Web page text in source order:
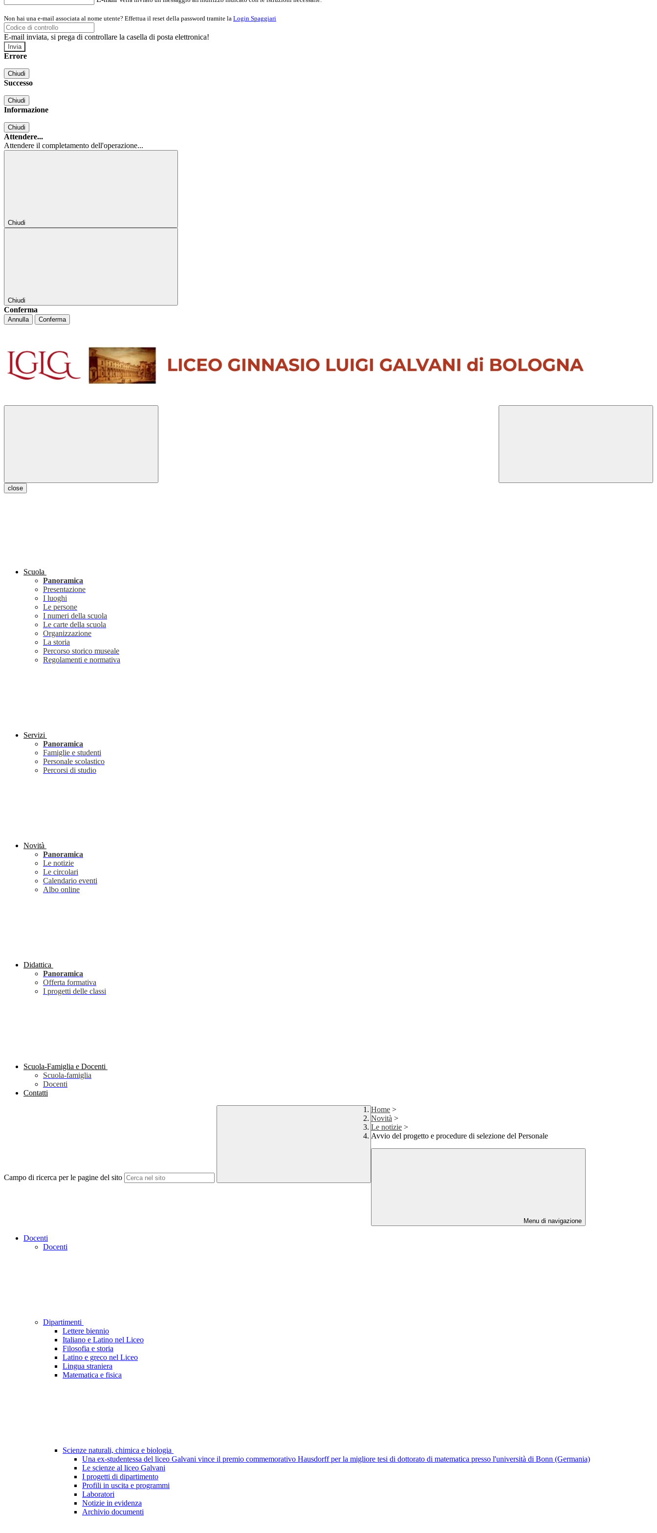
Non hai una e-mail associata al nome utente? Effettua il reset della password tramite la Login Spaggiari
E-mail inviata, si prega di controllare la casella di posta elettronica!
Errore
Chiudi
Successo
Chiudi
Informazione
Chiudi
Attendere...
Attendere il completamento dell'operazione...
Chiudi
Chiudi
Conferma
Annulla Conferma
close
Scuola
Panoramica
Presentazione
I luoghi
Le persone
I numeri della scuola
Le carte della scuola
Organizzazione
La storia
Percorso storico museale
Regolamenti e normativa
Servizi
Panoramica
Famiglie e studenti
Personale scolastico
Percorsi di studio
Novità
Panoramica
Le notizie
Le circolari
Calendario eventi
Albo online
Didattica
Panoramica
Offerta formativa
I progetti delle classi
Scuola-Famiglia e Docenti
Scuola-famiglia
Docenti
Contatti
Campo di ricerca per le pagine del sito
Home >
Novità >
Le notizie >
Avvio del progetto e procedure di selezione del Personale
Menu di navigazione
Docenti
Docenti
Dipartimenti
Lettere biennio
Italiano e Latino nel Liceo
Filosofia e storia
Latino e greco nel Liceo
Lingua straniera
Matematica e fisica
Scienze naturali, chimica e biologia
Una ex-studentessa del liceo Galvani vince il premio commemorativo Hausdorff per la migliore tesi di dottorato di matematica presso l'università di Bonn (Germania)
Le scienze al liceo Galvani
I progetti di dipartimento
Profili in uscita e programmi
Laboratori
Notizie in evidenza
Archivio documenti